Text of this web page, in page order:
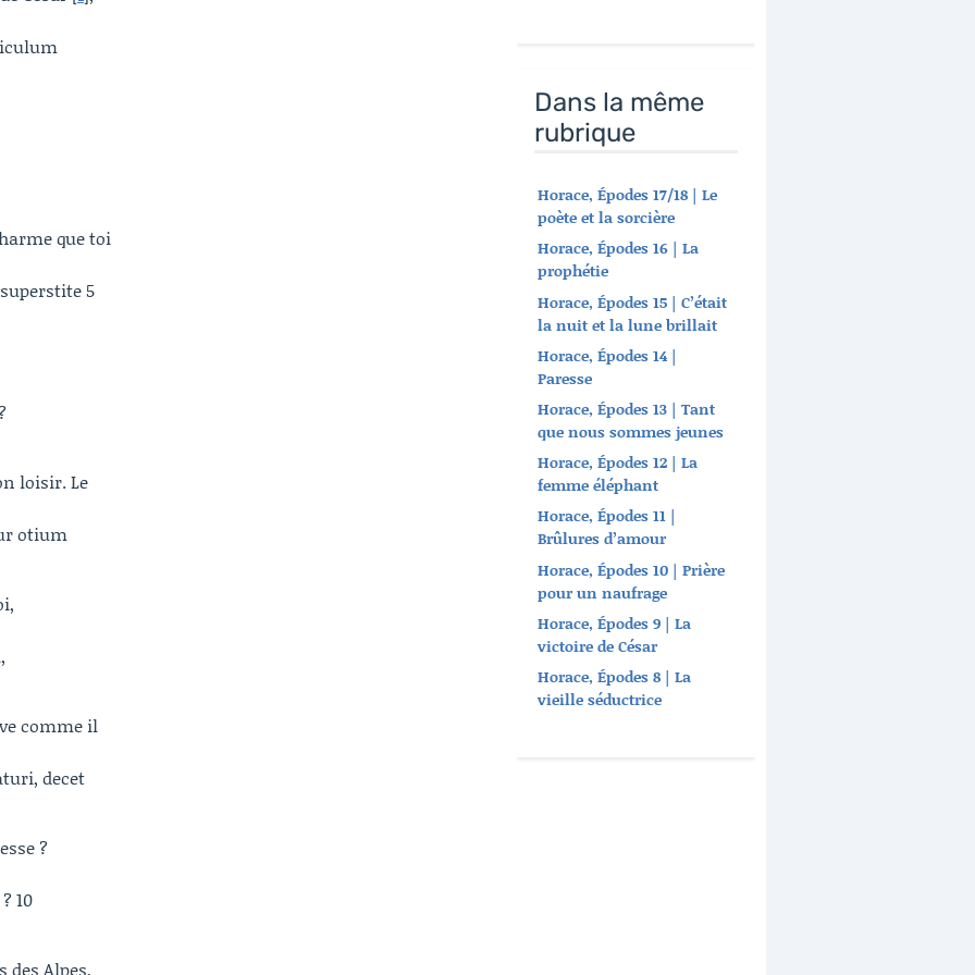
que toi
5
loisir. Le
otium
comme il
decet
?
10
des Alpes,
Dans la même
rubrique
Horace, Épodes 17/18 | Le
poète et la sorcière
Horace, Épodes 16 | La
prophétie
Horace, Épodes 15 | C’était
la nuit et la lune brillait
Horace, Épodes 14 |
Paresse
Horace, Épodes 13 | Tant
que nous sommes jeunes
Horace, Épodes 12 | La
femme éléphant
Horace, Épodes 11 |
Brûlures d’amour
Horace, Épodes 10 | Prière
pour un naufrage
Horace, Épodes 9 | La
victoire de César
Horace, Épodes 8 | La
vieille séductrice